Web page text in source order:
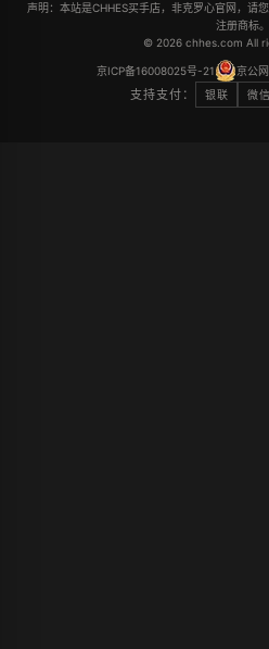
声明：本站是CHHES买手店，非克罗心官网，请
注册商标。
© 2026 chhes.com All
京ICP备16008025号-21 京公
支持支付： 银联 微